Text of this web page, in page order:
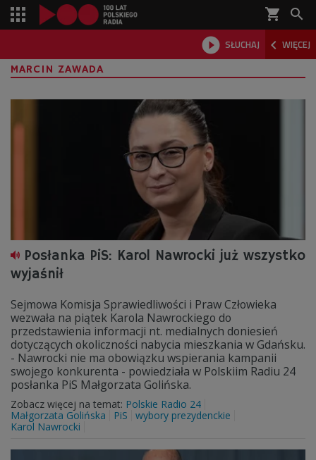
shopping_cart 
 SŁUCHAJ  WIĘCEJ

MARCIN ZAWADA
Posłanka PiS: Karol Nawrocki już wszystko
wyjaśnił
Sejmowa Komisja Sprawiedliwości i Praw Człowieka
wezwała na piątek Karola Nawrockiego do
przedstawienia informacji nt. medialnych doniesień
dotyczących okoliczności nabycia mieszkania w Gdańsku.
- Nawrocki nie ma obowiązku wspierania kampanii
swojego konkurenta - powiedziała w Polskiim Radiu 24
posłanka PiS Małgorzata Golińska.
Zobacz więcej na temat: Polskie Radio 24
Małgorzata Golińska
PiS
wybory prezydenckie
Karol Nawrocki